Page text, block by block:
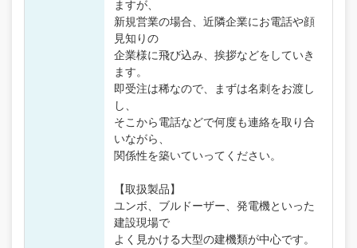
ますが、
新規営業の場合、近隣企業にお電話や顔
見知りの
企業様に飛び込み、挨拶などをしていき
ます。
即受注は稀なので、まずは名刺をお渡し
し、
そこから電話などで何度も連絡を取り合
いながら、
関係性を築いていってください。
【取扱製品】
ユンボ、ブルドーザー、発電機といった
建設現場で
よく見かける大型の建機類が中心です。